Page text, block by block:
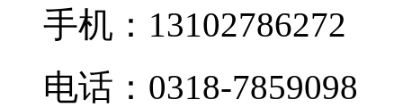
手机：13102786272
电话：0318-7859098